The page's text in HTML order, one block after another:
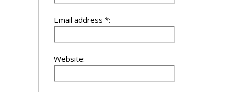
Email address *:
Website: